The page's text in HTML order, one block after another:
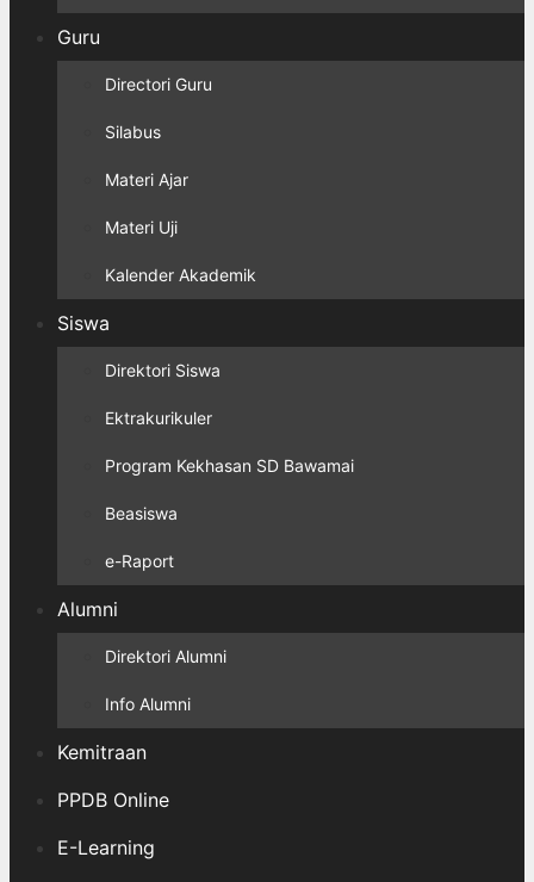
Guru
Directori Guru
Silabus
Materi Ajar
Materi Uji
Kalender Akademik
Siswa
Direktori Siswa
Ektrakurikuler
Program Kekhasan SD Bawamai
Beasiswa
e-Raport
Alumni
Direktori Alumni
Info Alumni
Kemitraan
PPDB Online
E-Learning